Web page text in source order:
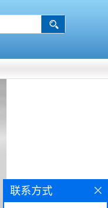
联系方式